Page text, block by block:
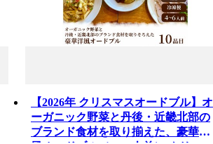
【2026年 クリスマスオードブル】オ
ーガニック野菜と丹後・近畿北部の
ブランド食材を取り揃えた、豪華洋